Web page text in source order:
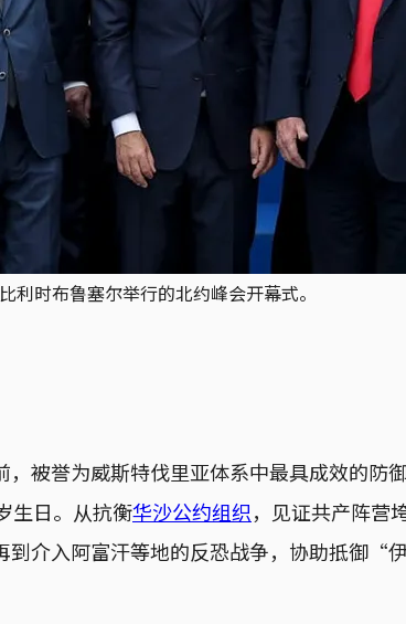
时布鲁塞尔举行的北约峰会开幕式。
，被誉为威斯特伐里亚体系中最具成效的
生日。从抗衡华沙公约组织，见证共产阵营
到介入阿富汗等地的反恐战争，协助抵御“